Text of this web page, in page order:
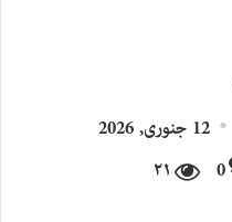
12 جنوری, 2026
0 ۲۱